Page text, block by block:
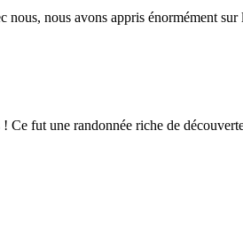
nous avons appris énormément
fut une randonnée riche de